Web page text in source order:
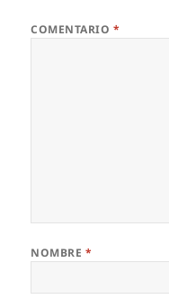
COMENTARIO *
NOMBRE *